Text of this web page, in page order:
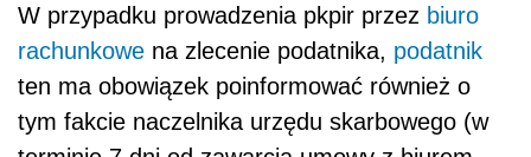
W przypadku prowadzenia pkpir przez biuro
rachunkowe na zlecenie podatnika, podatnik
ten ma obowiązek poinformować również o
tym fakcie naczelnika urzędu skarbowego (w